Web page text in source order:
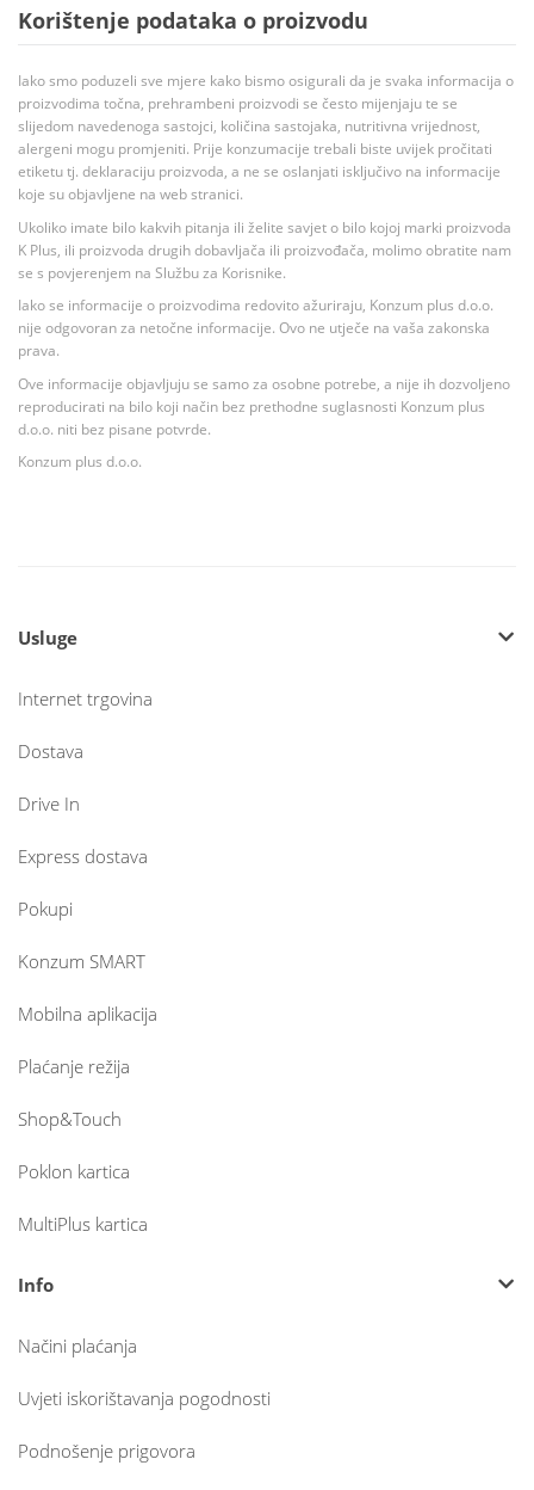
Korištenje podataka o proizvodu
Iako smo poduzeli sve mjere kako bismo osigurali da je svaka informacija o
proizvodima točna, prehrambeni proizvodi se često mijenjaju te se
slijedom navedenoga sastojci, količina sastojaka, nutritivna vrijednost,
alergeni mogu promjeniti. Prije konzumacije trebali biste uvijek pročitati
etiketu tj. deklaraciju proizvoda, a ne se oslanjati isključivo na informacije
koje su objavljene na web stranici.
Ukoliko imate bilo kakvih pitanja ili želite savjet o bilo kojoj marki proizvoda
K Plus, ili proizvoda drugih dobavljača ili proizvođača, molimo obratite nam
se s povjerenjem na Službu za Korisnike.
Iako se informacije o proizvodima redovito ažuriraju, Konzum plus d.o.o.
nije odgovoran za netočne informacije. Ovo ne utječe na vaša zakonska
prava.
Ove informacije objavljuju se samo za osobne potrebe, a nije ih dozvoljeno
reproducirati na bilo koji način bez prethodne suglasnosti Konzum plus
d.o.o. niti bez pisane potvrde.
Konzum plus d.o.o.
Usluge
Internet trgovina
Dostava
Drive In
Express dostava
Pokupi
Konzum SMART
Mobilna aplikacija
Plaćanje režija
Shop&Touch
Poklon kartica
MultiPlus kartica
Info
Načini plaćanja
Uvjeti iskorištavanja pogodnosti
Podnošenje prigovora